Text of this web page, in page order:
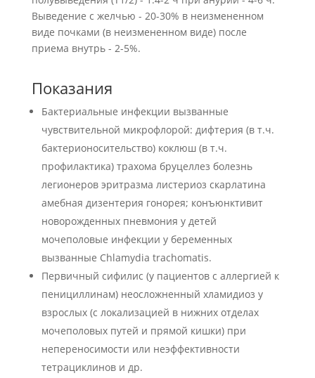
Выведение с желчью - 20-30% в неизмененном
виде почками (в неизмененном виде) после
приема внутрь - 2-5%.
Показания
Бактериальные инфекции вызванные
чувствительной микрофлорой: дифтерия (в т.ч.
бактерионосительство) коклюш (в т.ч.
профилактика) трахома бруцеллез болезнь
легионеров эритразма листериоз скарлатина
амебная дизентерия гонорея; конъюнктивит
новорожденных пневмония у детей
мочеполовые инфекции у беременных
вызванные Chlamydia trachomatis.
Первичный сифилис (у пациентов с аллергией к
пенициллинам) неосложненный хламидиоз у
взрослых (с локализацией в нижних отделах
мочеполовых путей и прямой кишки) при
непереносимости или неэффективности
тетрациклинов и др.